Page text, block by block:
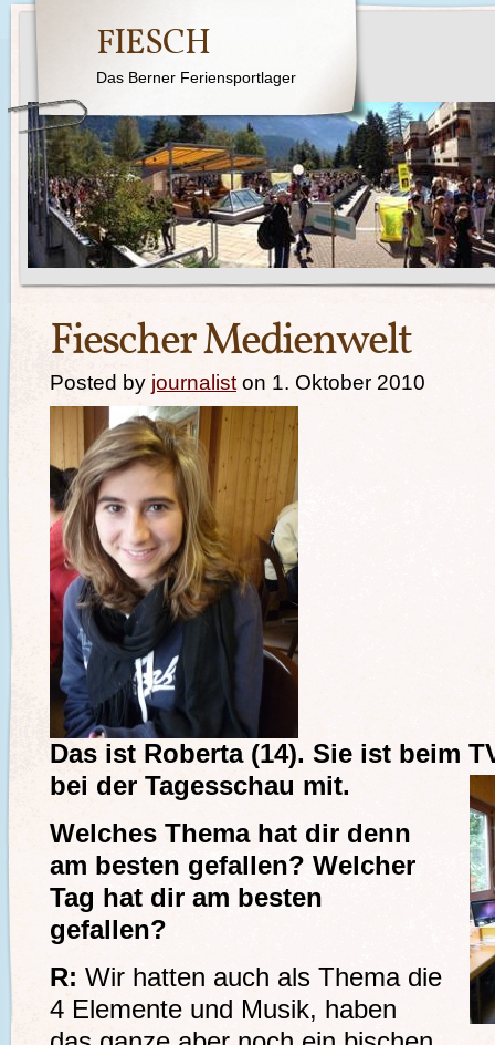
FIESCH
Das Berner Feriensportlager
Fiescher Medienwelt
Posted by journalist on 1. Oktober 2010
Das ist Roberta (14). Sie ist beim
bei der Tagesschau mit.
Welches Thema hat dir denn
am besten gefallen? Welcher
Tag hat dir am besten
gefallen?
R: Wir hatten auch als Thema die
4 Elemente und Musik, haben